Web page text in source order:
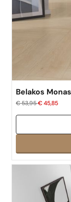
Belakos
€ 53,95€ 45,85